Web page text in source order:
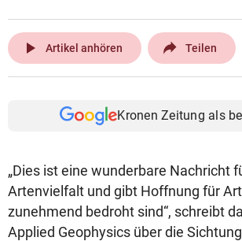
play_arrow Artikel anhören Teilen
Kronen Zeitung als
„Dies ist eine wunderbare Nachricht
Artenvielfalt und gibt Hoffnung für
zunehmend bedroht sind“, schreibt
Applied Geophysics über die